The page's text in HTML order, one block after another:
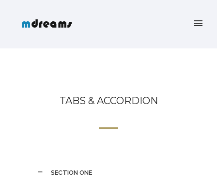
TABS & ACCORDION
SECTION ONE